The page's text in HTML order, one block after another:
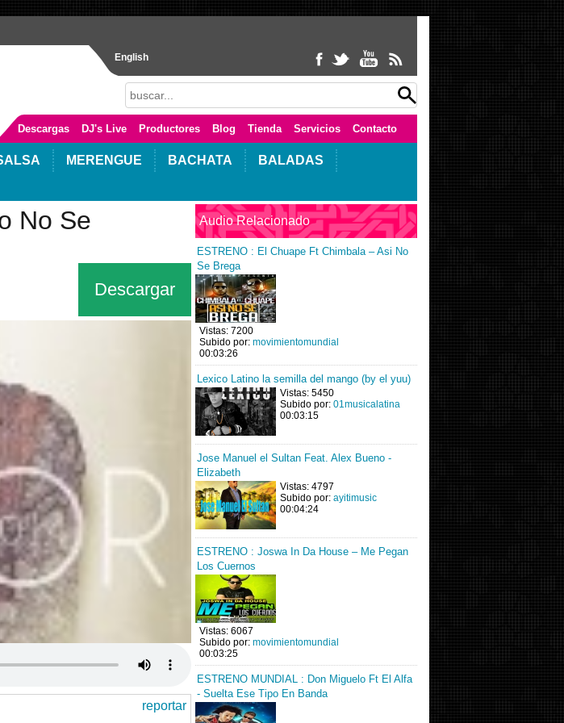
English
Descargas DJ's Live Productores Blog Tienda Servicios Contacto
MERENGUE BACHATA
BALADAS
No Se
Descargar
reportar
Audio Relacionado
ESTRENO : El Chuape Ft Chimbala – Asi No
Se Brega
Vistas: 7200
Subido por: movimientomundial
00:03:26
Lexico Latino la semilla del mango (by el yuu)
Vistas: 5450
Subido por: 01musicalatina
00:03:15
Jose Manuel el Sultan Feat. Alex Bueno -
Elizabeth
Vistas: 4797
Subido por: ayitimusic
00:04:24
ESTRENO : Joswa In Da House – Me Pegan
Los Cuernos
Vistas: 6067
Subido por: movimientomundial
00:03:25
ESTRENO MUNDIAL : Don Miguelo Ft El Alfa
- Suelta Ese Tipo En Banda